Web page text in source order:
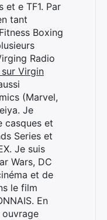
et e TF1. Par
tant
Boxing
Radio
Virgin
(Marvel,
Je
casques et
Series et
Je suis
Wars, DC
et de
le film
En